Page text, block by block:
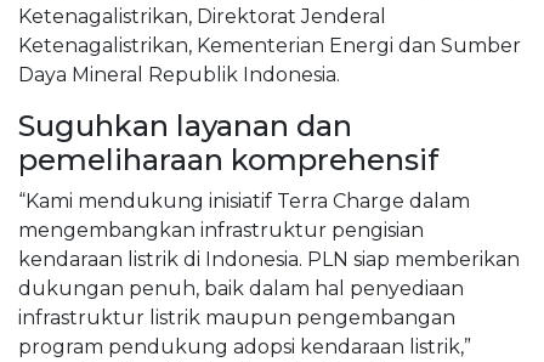
Ketenagalistrikan, Direktorat Jenderal
Ketenagalistrikan, Kementerian Energi dan Sumber
Daya Mineral Republik Indonesia.
Suguhkan layanan dan
pemeliharaan komprehensif
“Kami mendukung inisiatif Terra Charge dalam
mengembangkan infrastruktur pengisian
kendaraan listrik di Indonesia. PLN siap memberikan
dukungan penuh, baik dalam hal penyediaan
infrastruktur listrik maupun pengembangan
program pendukung adopsi kendaraan listrik,”